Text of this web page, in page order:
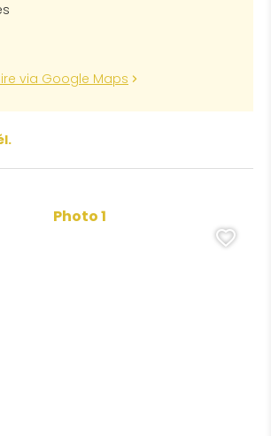
Photo 1, ©
via Google Maps